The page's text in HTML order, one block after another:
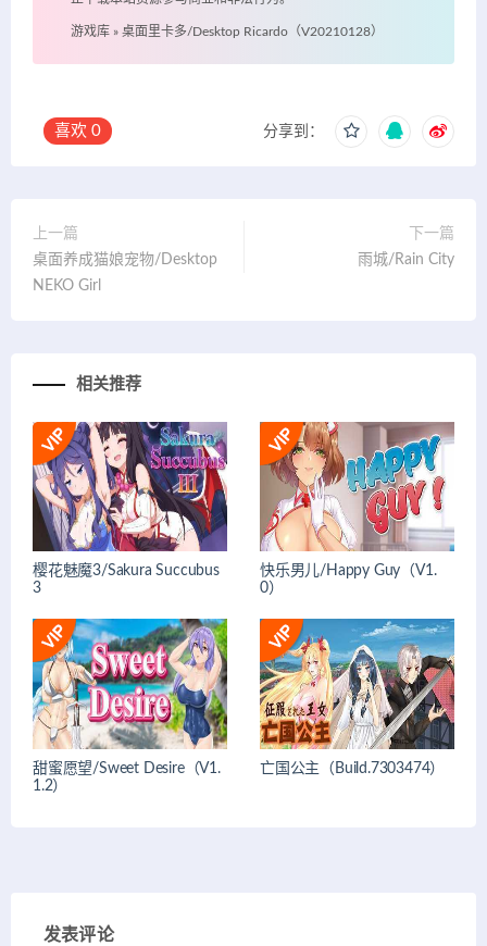
游戏库 » 桌面里卡多/Desktop Ricardo（V20210128）
喜欢 0 分享到：
上一篇
桌面养成猫娘宠物/Desktop
NEKO Girl
下一篇
雨城/Rain City
相关推荐
樱花魅魔3/Sakura Succubus
3
快乐男儿/Happy Guy（V1.
0）
甜蜜愿望/Sweet Desire（V1.
1.2）
亡国公主（Build.7303474）
发表评论